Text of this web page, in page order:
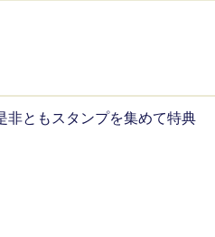
非ともスタンプを集めて特典